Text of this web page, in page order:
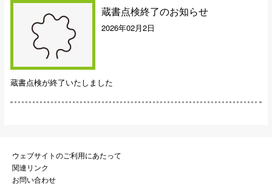
蔵書点検終了のお知らせ
2026年02月2日
蔵書点検が終了いたしました
ウェブサイトのご利用にあたって
関連リンク
お問い合わせ